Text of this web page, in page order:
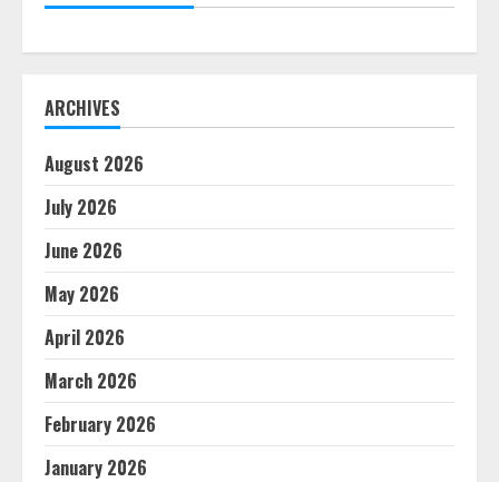
ARCHIVES
August 2026
July 2026
June 2026
May 2026
April 2026
March 2026
February 2026
January 2026